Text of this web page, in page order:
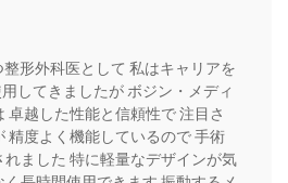
形外科医として 私はキャリアを
してきましたが ボジン・メディ
卓越した性能と信頼性で 注目さ
精度よく機能しているので 手術
ました 特に軽量なデザインが気